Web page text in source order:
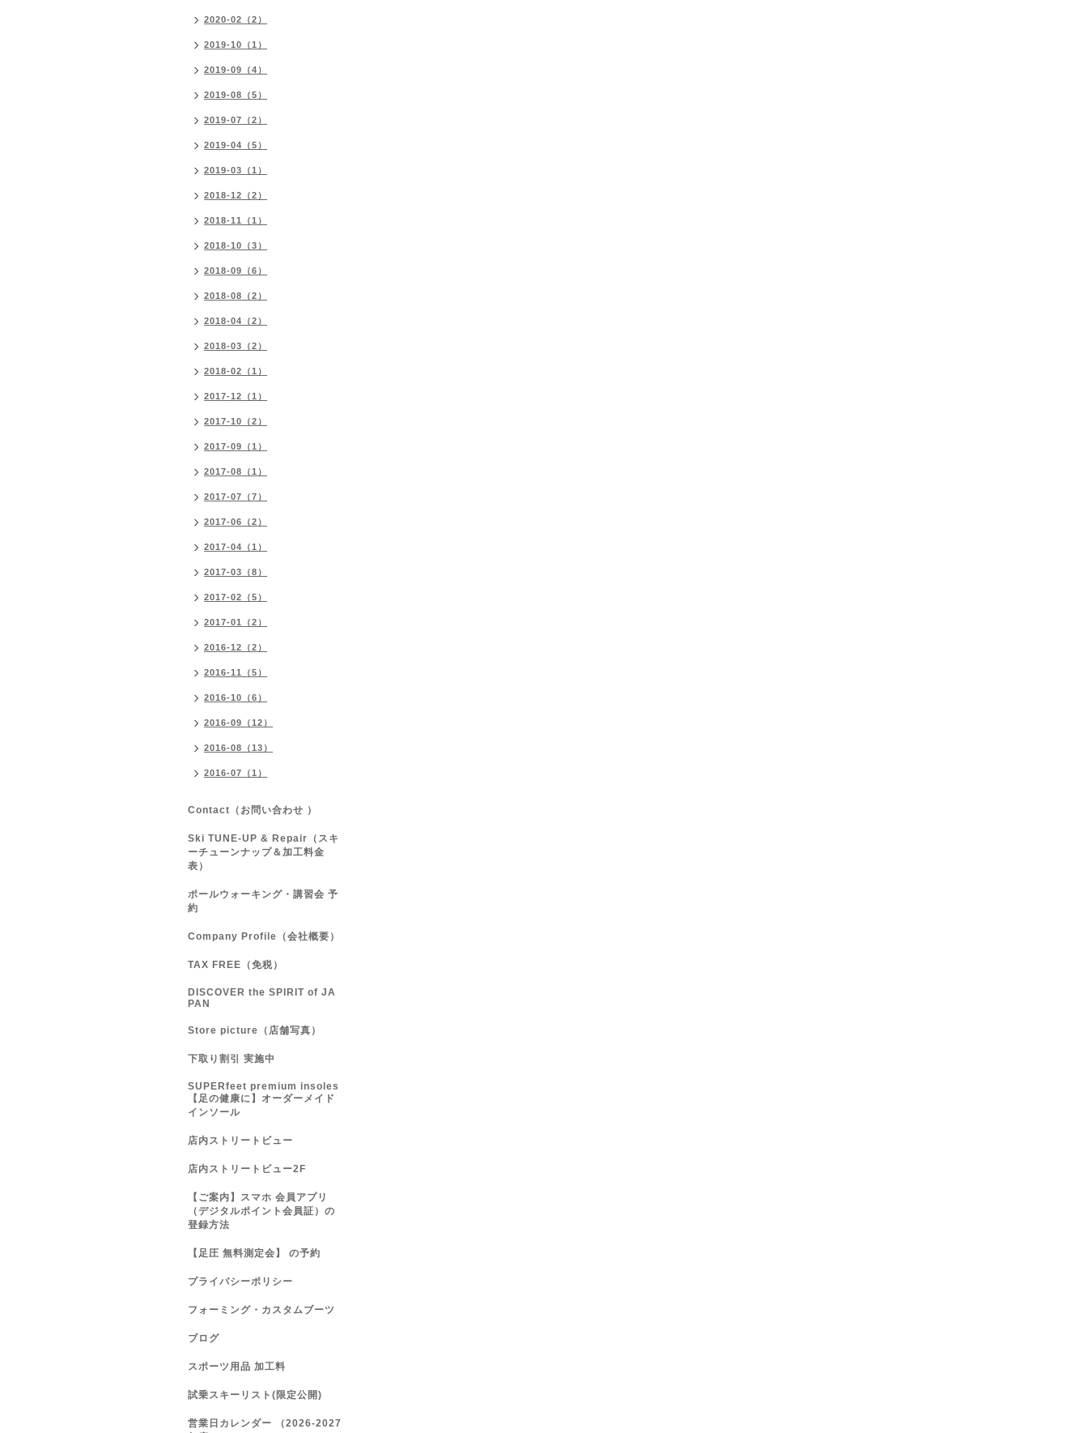
2020-02（2）
2019-10（1）
2019-09（4）
2019-08（5）
2019-07（2）
2019-04（5）
2019-03（1）
2018-12（2）
2018-11（1）
2018-10（3）
2018-09（6）
2018-08（2）
2018-04（2）
2018-03（2）
2018-02（1）
2017-12（1）
2017-10（2）
2017-09（1）
2017-08（1）
2017-07（7）
2017-06（2）
2017-04（1）
2017-03（8）
2017-02（5）
2017-01（2）
2016-12（2）
2016-11（5）
2016-10（6）
2016-09（12）
2016-08（13）
2016-07（1）
Contact（お問い合わせ ）
Ski TUNE-UP & Repair（スキ
ーチューンナップ＆加工料金
表）
ポールウォーキング・講習会 予
約
Company Profile（会社概要）
TAX FREE（免税）
DISCOVER the SPIRIT of JA
PAN
Store picture（店舗写真）
下取り割引 実施中
SUPERfeet premium insoles
【足の健康に】オーダーメイド
インソール
店内ストリートビュー
店内ストリートビュー2F
【ご案内】スマホ 会員アプリ
（デジタルポイント会員証）の
登録方法
【足圧 無料測定会】 の予約
プライバシーポリシー
フォーミング・カスタムブーツ
ブログ
スポーツ用品 加工料
試乗スキーリスト(限定公開)
営業日カレンダー （2026-2027